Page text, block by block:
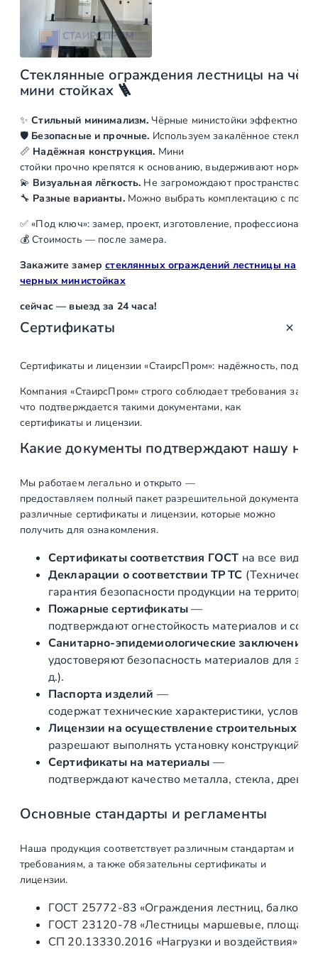
0
₽
.
е
н
ы
х
м
и
н
и
с
о
к
а
х
Стеклянные ограждения лестницы на
мини стойках🪜
✨Стильный минимализм. Чёрные министойки эффектно
🛡️ Безопасныеи прочные. Используем закалённое стекло
📏 Надёжная конструкция. Мини
стойки прочнокрепятся коснованию, выдерживают
💫 Визуальная лёгкость. Не загромождаютпространство,
🔧 Разные варианты.Можно выбрать комплектацию с
✅ «Подключ»:замер, проект, изготовление,
💰 Стоимость — после замера.
Закажите замерстеклянных ограждений лестницы на
черных министойках
сейчас— выезд за 24 часа!
Сертификаты
Сертификаты и лицензии «СтаирсПром»: надёжность,
Компания «СтаирсПром» строго соблюдает требования
что подтверждается такими документами, как
сертификаты и лицензии.
Какие документы подтверждают нашу
Мы работаем легально и открыто —
предоставляем полный пакет разрешительной
различные сертификаты и лицензии, которые можно
получить для ознакомления.
Сертификаты соответствия ГОСТ на все виды
Декларации о соответствии ТР ТС
гарантия безопасности продукции на
Пожарные сертификаты—
подтверждают огнестойкость материалов и
Санитарно‑эпидемиологические заключения
удостоверяют безопасность материалов для
д.).
Паспорта изделий —
содержат технические характеристики,
Лицензии на осуществление строительных и
разрешают выполнять установку конструкций
Сертификаты на материалы —
подтверждают качество металла, стекла,
Основные стандарты и регламенты
Наша продукция соответствует различным стандартам и
требованиям, а также обязательны сертификаты и
лицензии.
ГОСТ 25772‑83 «Ограждения лестниц,
ГОСТ 23120‑78 «Лестницы маршевые,
СП 20.13330.2016 «Нагрузки и воздействия»